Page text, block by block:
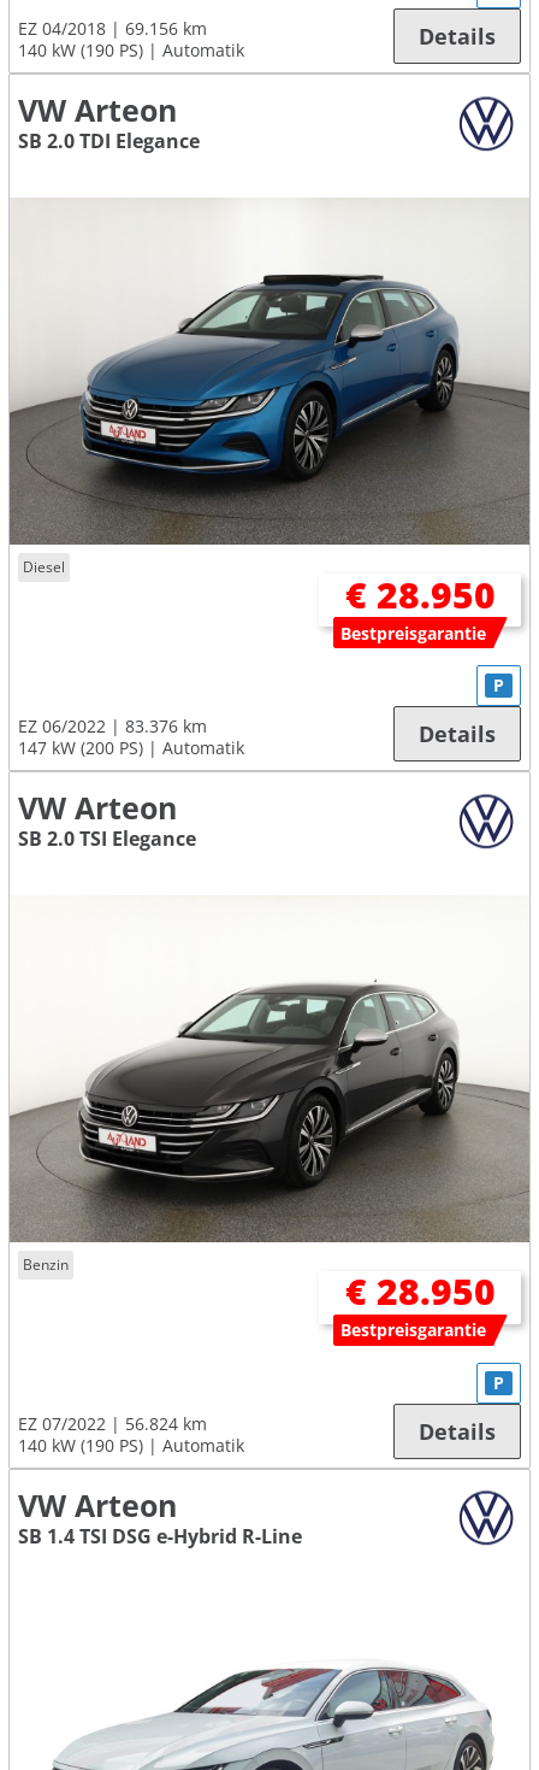
EZ 04/2018
69.156 km
140 kW (190 PS)
Automatik Details
VW Arteon
SB 2.0 TDI Elegance
Diesel
€ 28.950
Bestpreisgarantie
EZ 06/2022
83.376 km
147 kW (200 PS)
Automatik
P
Details
VW Arteon
SB 2.0 TSI Elegance
Benzin
€ 28.950
Bestpreisgarantie
EZ 07/2022
56.824 km
140 kW (190 PS)
Automatik
P
Details
VW Arteon
SB 1.4 TSI DSG e-Hybrid R-Line